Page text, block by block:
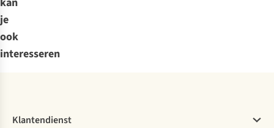
je
ook
interesseren
Klantendienst